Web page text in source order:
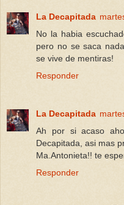
La Decapitada
No la habia
pero no se saca
se vive de mentiras!
Responder
La Decapitada
Ah por si acaso
Decapitada, asi mas
Ma.Antonieta!! te
Responder